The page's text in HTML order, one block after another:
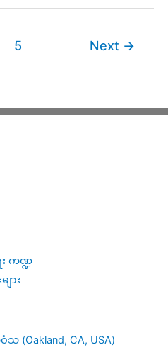
5 Next →
း ကဏ္ဍ
ား
CA, USA)